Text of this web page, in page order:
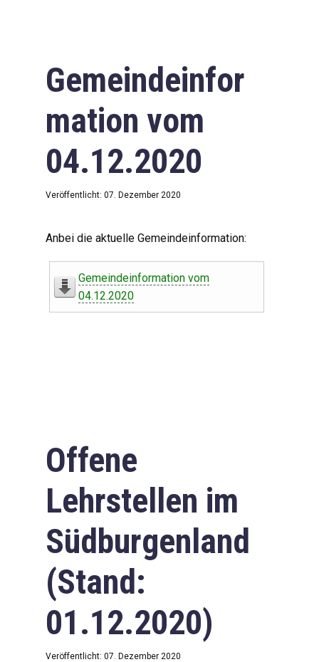
Gemeindeinfor
mation vom
04.12.2020
Veröffentlicht: 07. Dezember 2020
Anbei die aktuelle Gemeindeinformation:
Gemeindeinformation vom
04.12.2020
Offene
Lehrstellen im
Südburgenland
(Stand:
01.12.2020)
Veröffentlicht: 07. Dezember 2020